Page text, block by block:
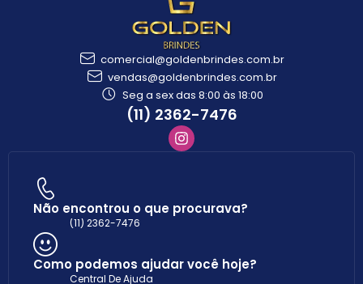
comercial@goldenbrindes.com.br
vendas@goldenbrindes.com.br
Seg a sex das 8:00 às 18:00
(11) 2362-7476
Não encontrou o que procurava?
(11) 2362-7476
Como podemos ajudar você hoje?
Central De Ajuda